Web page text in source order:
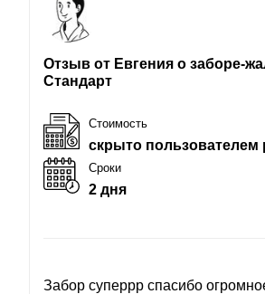
Отзыв от Евгения о заборе-
Стандарт
Стоимость
скрыто пользователем
Сроки
2 дня
Забор суперрр спасибо